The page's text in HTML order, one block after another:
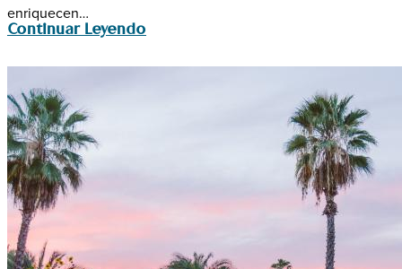
enriquecen…
Continuar Leyendo